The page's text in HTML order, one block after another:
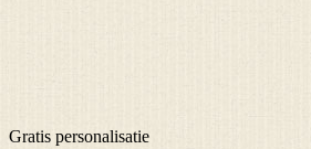
Gratis personalisatie